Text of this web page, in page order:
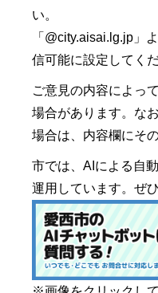
い。
「@city.aisai.lg.jp」
信可能に設定してくだ
ご意見の内容によっ
場合があります。な
場合は、内容欄にそ
市では、AIによる自
運用しています。ぜ